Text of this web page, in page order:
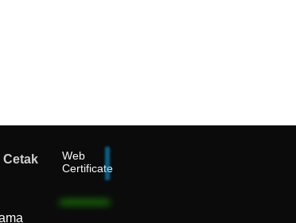
Cetak
Web
Certificate